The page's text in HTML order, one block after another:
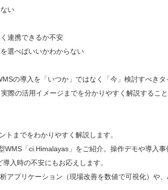
い
連携できるか不安
選べばいいかわからない
の導入を「いつか」ではなく「今」検討すべき
際の活用イメージまでを分かりやすく解説すること
トまでをわかりやすく解説します。
WMS「ci.Himalayas」をご紹介。操作デモや導入
入時の不安にもお応えします。
アプリケーション（現場改善を数値で可視化）や